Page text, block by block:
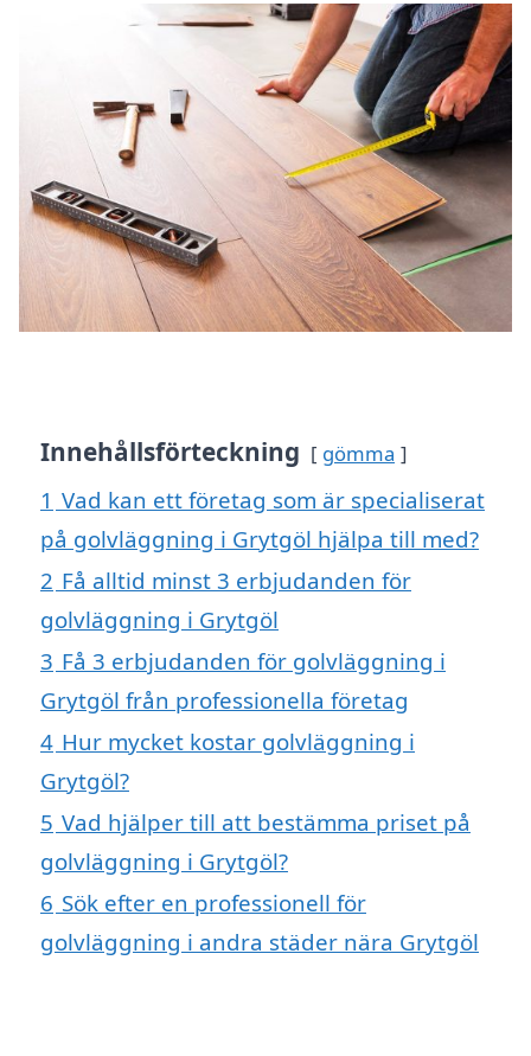
Innehållsförteckning gömma
1 Vad kan ett företag som är specialiserat
på golvläggning i Grytgöl hjälpa till med?
2 Få alltid minst 3 erbjudanden för
golvläggning i Grytgöl
3 Få 3 erbjudanden för golvläggning i
Grytgöl från professionella företag
4 Hur mycket kostar golvläggning i
Grytgöl?
5 Vad hjälper till att bestämma priset på
golvläggning i Grytgöl?
6 Sök efter en professionell för
golvläggning i andra städer nära Grytgöl